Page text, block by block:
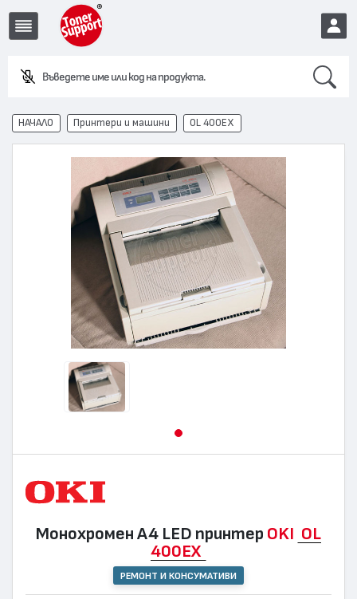
Въведете име или код на продукта.
EUR
НАЧАЛО Принтери и машини OL 400EX
Монохромен А4 LED принтер OKI OL
400EX
РЕМОНТ И КОНСУМАТИВИ